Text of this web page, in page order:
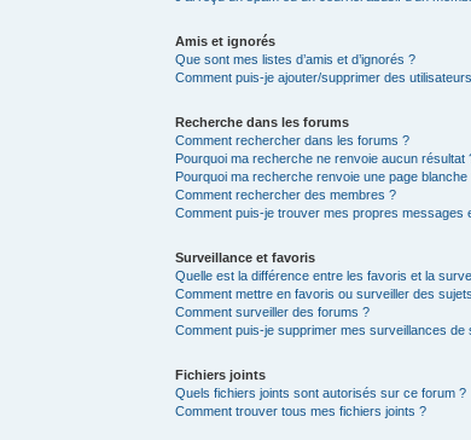
Amis et ignorés
Que sont mes listes d’amis et d’ignorés ?
Comment puis-je ajouter/supprimer des
Recherche dans les forums
Comment rechercher dans les forums ?
Pourquoi ma recherche ne renvoie aucun résultat
Pourquoi ma recherche renvoie une page blanche
Comment rechercher des membres ?
Comment puis-je trouver mes propres messages
Surveillance et favoris
Quelle est la différence entre les favoris et la
Comment mettre en favoris ou surveiller des
Comment surveiller des forums ?
Comment puis-je supprimer mes surveillances de
Fichiers joints
Quels fichiers joints sont autorisés sur ce forum ?
Comment trouver tous mes fichiers joints ?